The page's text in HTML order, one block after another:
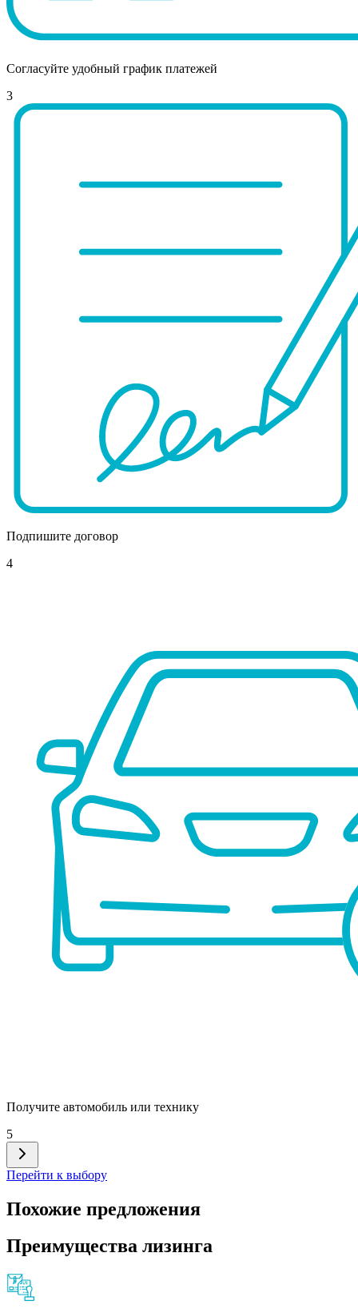
Согласуйте удобный график платежей
3
Подпишите договор
4
Получите автомобиль или технику
5
Перейти к выбору
Похожие предложения
Преимущества лизинга